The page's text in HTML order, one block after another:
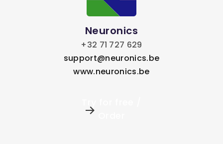
Neuronics
+32 71 727 629
support@neuronics.be
www.neuronics.be